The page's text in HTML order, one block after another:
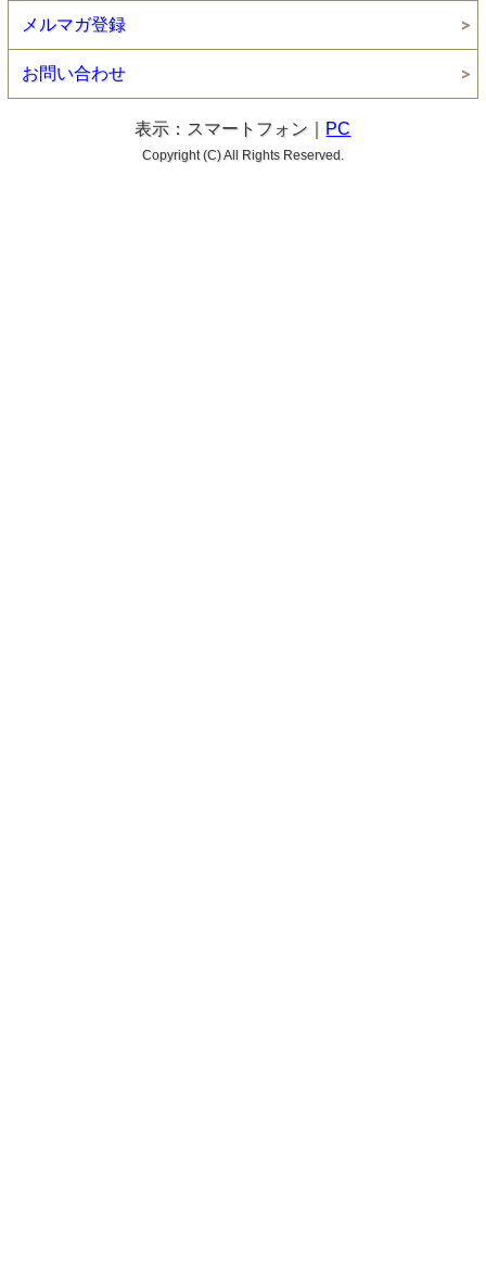
メルマガ登録
お問い合わせ
表示：スマートフォン｜ PC
Copyright (C) All Rights Reserved.